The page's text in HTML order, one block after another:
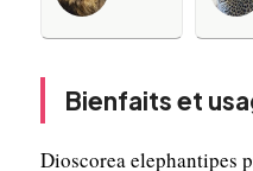
Bienfaits et
Dioscorea elephantipes